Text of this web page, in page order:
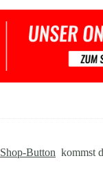
Shop-Button kommst